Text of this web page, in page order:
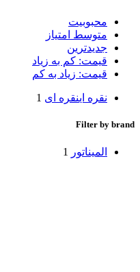
محبوبیت
متوسط امتیاز
جدیدترین
قیمت: کم به زیاد
قیمت: زیاد به کم
نقره اینقره ای 1
Filter by brand
المیناتور 1